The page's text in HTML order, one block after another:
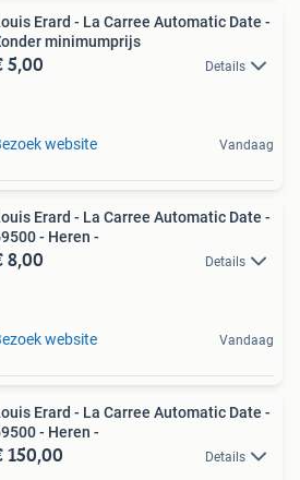
Erard - La Carree Automatic Date -
minimumprijs
5,00 Details
website Vandaag
Erard - La Carree Automatic Date -
- Heren -
8,00 Details
website Vandaag
Erard - La Carree Automatic Date -
- Heren -
150,00 Details